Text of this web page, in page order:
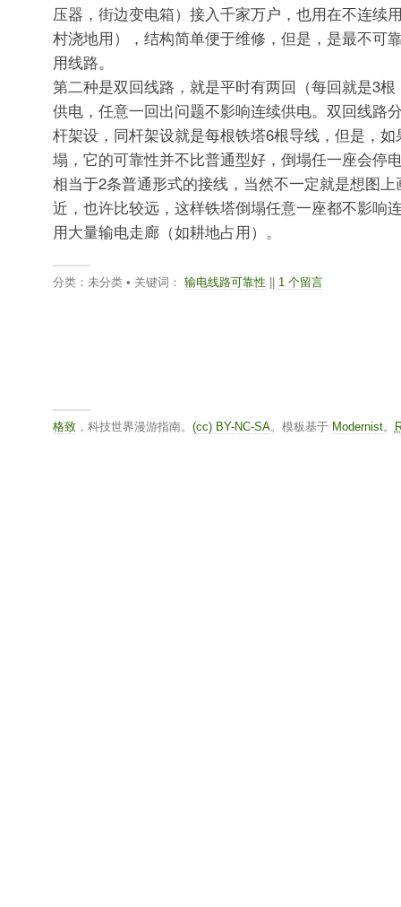
压器，街边变电箱）接入千家万户，也用在不连续
村浇地用），结构简单便于维修，但是，是最不可
用线路。
第二种是双回线路，就是平时有两回（每回就是3
供电，任意一回出问题不影响连续供电。双回线路
杆架设，同杆架设就是每根铁塔6根导线，但是，
塌，它的可靠性并不比普通型好，倒塌任一座会停
相当于2条普通形式的接线，当然不一定就是想图
近，也许比较远，这样铁塔倒塌任意一座都不影响
用大量输电走廊（如耕地占用）。
分类：未分类 • 关键词： 输电线路可靠性 1 个留言
格致，科技世界漫游指南。 (cc) BY-NC-SA。模板基于 Modernist。